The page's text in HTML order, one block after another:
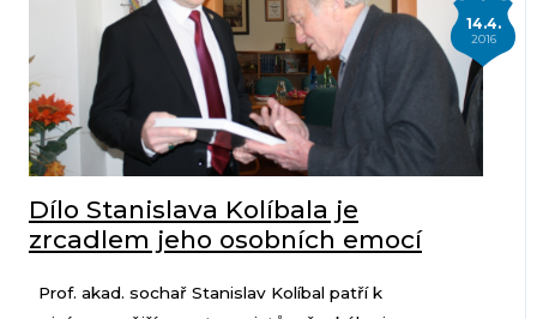
14.4.
2016
Dílo Stanislava Kolíbala je
zrcadlem jeho osobních emocí
Prof. akad. sochař Stanislav Kolíbal patří k